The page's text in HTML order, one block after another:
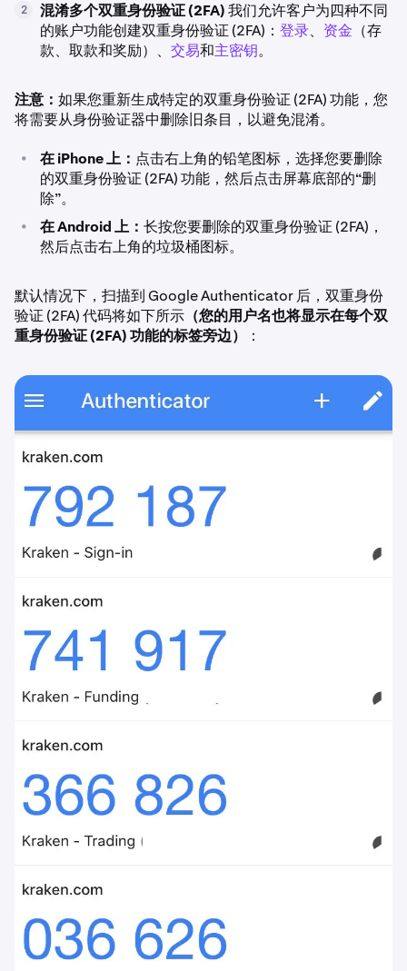
2 混淆多个双重身份验证 (2FA)我们允许客户为四种不同
的账户功能创建双重身份验证 (2FA)： 登录、 资金 （存
款、取款和奖励）、 交易和主密钥。
注意： 如果您重新生成特定的双重身份验证 (2FA) 功能，您
将需要从身份验证器中删除旧条目，以避免混淆。
• 在 iPhone 上： 点击右上角的铅笔图标，选择您要删除
的双重身份验证 (2FA) 功能，然后点击屏幕底部的“删
除”。
• 在 Android 上： 长按您要删除的双重身份验证 (2FA)，
然后点击右上角的垃圾桶图标。
默认情况下，扫描到 Google Authenticator 后，双重身份
验证 (2FA) 代码将如下所示 （您的用户名也将显示在每个双
重身份验证 (2FA) 功能的标签旁边）
：